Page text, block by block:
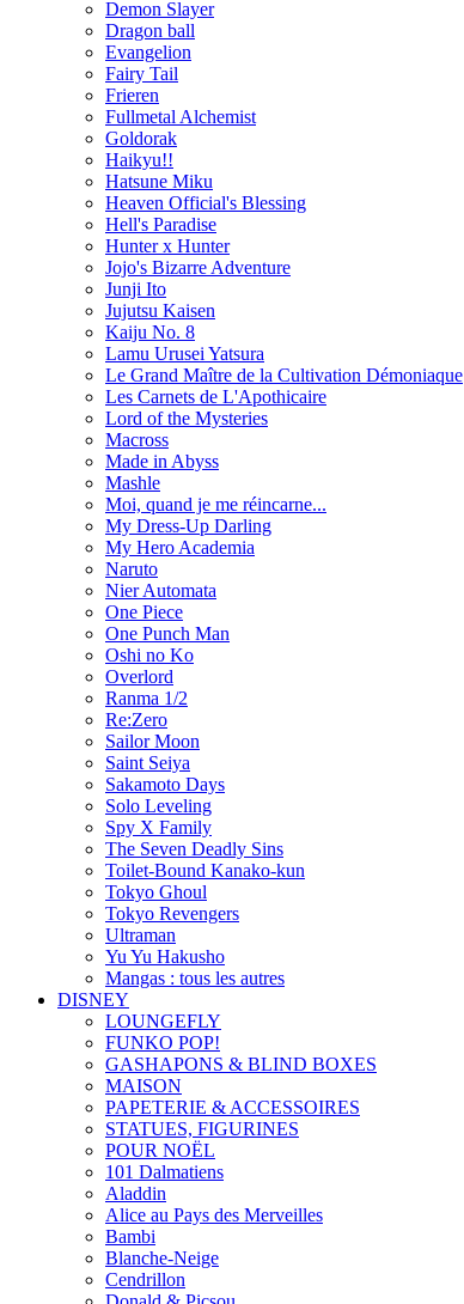
Demon Slayer
Dragon ball
Evangelion
Fairy Tail
Frieren
Fullmetal Alchemist
Goldorak
Haikyu!!
Hatsune Miku
Heaven Official's Blessing
Hell's Paradise
Hunter x Hunter
Jojo's Bizarre Adventure
Junji Ito
Jujutsu Kaisen
Kaiju No. 8
Lamu Urusei Yatsura
Le Grand Maître de la Cultivation Démoniaque
Les Carnets de L'Apothicaire
Lord of the Mysteries
Macross
Made in Abyss
Mashle
Moi, quand je me réincarne...
My Dress-Up Darling
My Hero Academia
Naruto
Nier Automata
One Piece
One Punch Man
Oshi no Ko
Overlord
Ranma 1/2
Re:Zero
Sailor Moon
Saint Seiya
Sakamoto Days
Solo Leveling
Spy X Family
The Seven Deadly Sins
Toilet-Bound Kanako-kun
Tokyo Ghoul
Tokyo Revengers
Ultraman
Yu Yu Hakusho
Mangas : tous les autres
DISNEY
LOUNGEFLY
FUNKO POP!
GASHAPONS & BLIND BOXES
MAISON
PAPETERIE & ACCESSOIRES
STATUES, FIGURINES
POUR NOËL
101 Dalmatiens
Aladdin
Alice au Pays des Merveilles
Bambi
Blanche-Neige
Cendrillon